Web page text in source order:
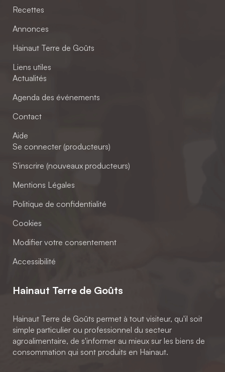
Recettes
Annonces
Hainaut Terre de Goûts
Liens utiles
Actualités
Agenda des événements
Contact
Aide
Se connecter (producteurs)
S'inscrire (nouveaux producteurs)
Mentions Légales
Politique de confidentialité
Cookies
Modifier votre consentement
Accessibilité
Hainaut Terre de Goûts
Hainaut Terre de Goûts permet à tout visiteur, qu'il soit
simple particulier ou professionnel du secteur
agroalimentaire, de s'informer au mieux sur les biens de
consommation qui sont produits en Hainaut.